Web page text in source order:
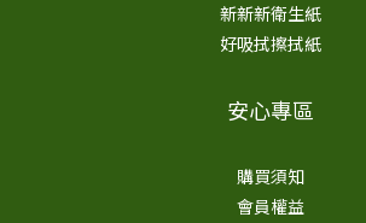
新新新衛生紙
好吸拭擦拭紙
安心專區
購買須知
會員權益